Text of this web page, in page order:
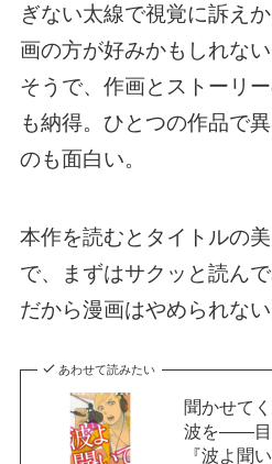
ぎない太線で視覚に訴え
画の方が好みかもしれな
そうで、作画とストーリ
も納得。ひとつの作品で
のも面白い。
本作を読むとタイトルの
で、まずはサクッと読ん
だから漫画はやめられな
あわせて読みたい
聞かせて
波を――目
『波よ聞